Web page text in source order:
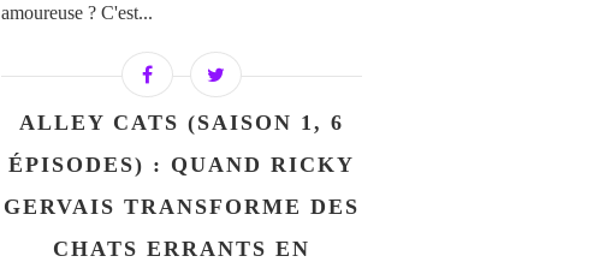
amoureuse ? C'est...
ALLEY CATS (SAISON 1, 6
ÉPISODES) : QUAND RICKY
GERVAIS TRANSFORME DES
CHATS ERRANTS EN